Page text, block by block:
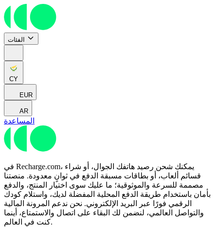
الفئات
CY
EUR
AR
المساعدة
في Recharge.com، يمكنك شحن رصيد هاتفك الجوال، أو شراء
قسائم ألعاب، أو بطاقات مسبقة الدفع في ثوانٍ معدودة. منصتنا
مصممة للسرعة والموثوقية؛ ما عليك سوى اختيار المنتج، والدفع
بأمان باستخدام طريقة الدفع المحلية المفضلة لديك، واستلام كودك
الرقمي فورًا عبر البريد الإلكتروني. نحن ندعم المرونة المالية
والتواصل العالمي، لنضمن لك البقاء على اتصال والاستمتاع، أينما
كنت في العالم.